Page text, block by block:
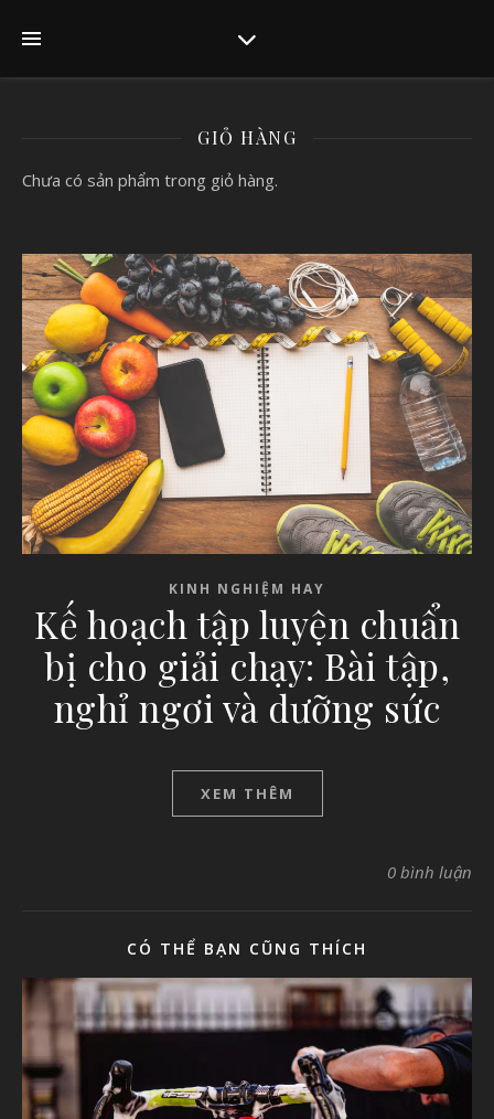
GIỎ HÀNG
Chưa có sản phẩm trong giỏ hàng.
KINH NGHIỆM HAY
Kế hoạch tập luyện chuẩn
bị cho giải chạy: Bài tập,
nghỉ ngơi và dưỡng sức
XEM THÊM
0 bình luận
CÓ THỂ BẠN CŨNG THÍCH